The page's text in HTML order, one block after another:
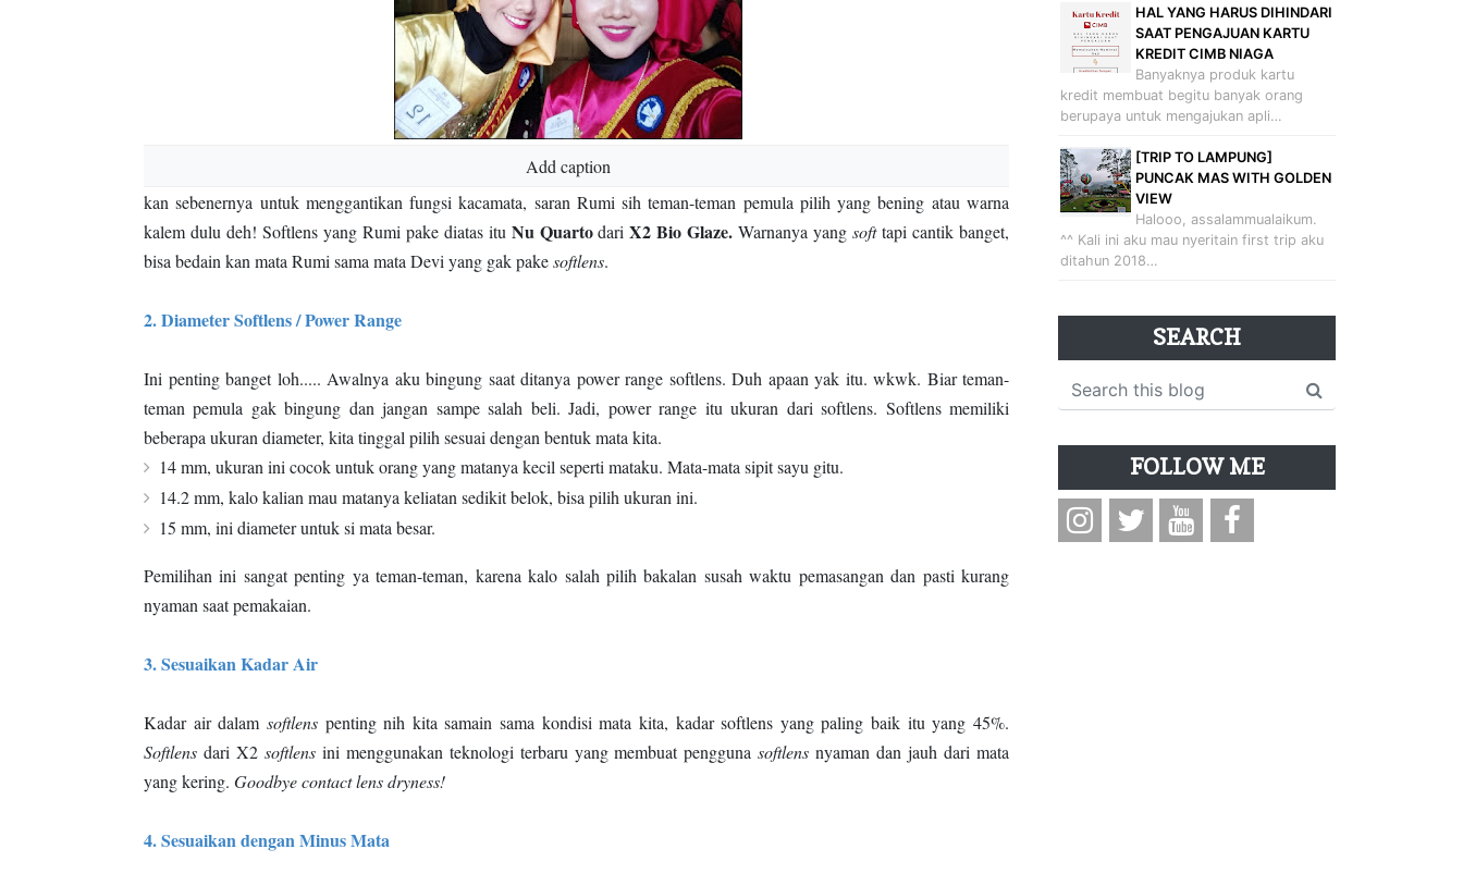
Add caption
kan sebenernya untuk menggantikan fungsi kacamata, saran Rumi sih teman-teman pemula pilih yang bening atau warna
kalem dulu deh! Softlens yang Rumi pake diatas itu Nu QuartodariX2 Bio Glaze.Warnanya yangsofttapi cantik banget,
bisa bedain kan mata Rumi sama mata Devi yang gak pakesoftlens.
2. Diameter Softlens / Power Range
Ini penting banget loh..... Awalnya aku bingung saat ditanya power range softlens. Duh apaan yak itu. wkwk. Biar teman-
teman pemula gak bingung dan jangan sampe salah beli. Jadi, power range itu ukuran dari softlens. Softlens memiliki
beberapa ukuran diameter, kita tinggal pilih sesuai dengan bentuk mata kita.
14 mm, ukuran ini cocok untuk orang yang matanya kecil seperti mataku. Mata-mata sipit sayu gitu.
14.2 mm, kalo kalian mau matanya keliatan sedikit belok, bisa pilih ukuran ini.
15 mm, ini diameter untuk si mata besar.
Pemilihan ini sangat penting ya teman-teman, karena kalo salah pilih bakalan susah waktu pemasangan dan pasti kurang
nyaman saat pemakaian.
3. Sesuaikan Kadar Air
Kadar air dalam softlenspenting nih kita samain sama kondisi mata kita, kadar softlens yang paling baik itu yang 45%.
Softlens dari X2 softlensini menggunakan teknologi terbaru yang membuat penggunasoftlens nyaman dan jauh dari mata
yang kering. Goodbye contact lens dryness!
4. Sesuaikan dengan Minus Mata
HAL YANG HARUS DIHINDARI
SAAT PENGAJUAN KARTU
KREDIT CIMB NIAGA
Banyaknya produk kartu
kredit membuat begitu banyak orang
berupaya untuk mengajukan apli…
[TRIP TO LAMPUNG]
PUNCAK MAS WITH GOLDEN
VIEW
Halooo, assalammualaikum.
^^ Kali ini aku mau nyeritain first trip aku
ditahun 2018…
SEARCH
FOLLOW ME